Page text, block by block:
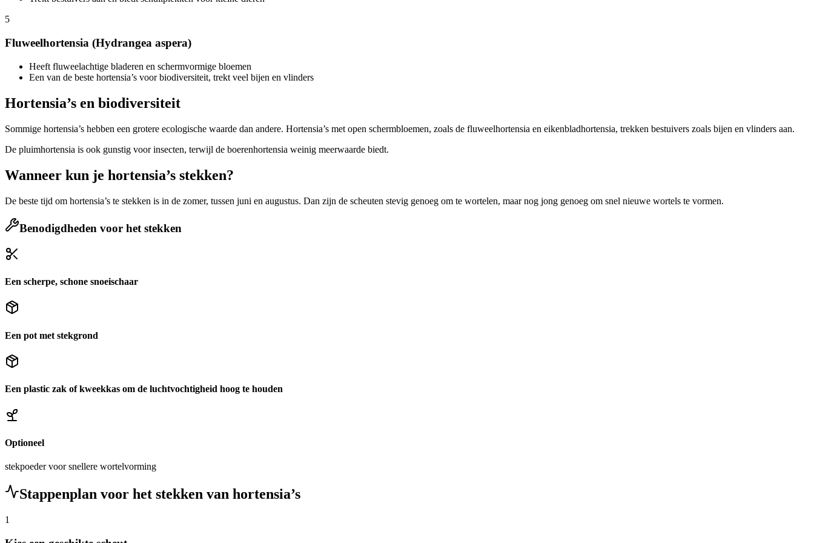
5
Fluweelhortensia (Hydrangea aspera)
Heeft fluweelachtige bladeren en schermvormige bloemen
Een van de beste hortensia’s voor biodiversiteit, trekt veel bijen en vlinders
Hortensia’s en biodiversiteit
Sommige hortensia’s hebben een grotere ecologische waarde dan andere. Hortensia’s met open schermbloemen, zoals de fluweelhortensia en eikenbladhortensia, trekken bestuivers zoals bijen en vlinders aan.
De pluimhortensia is ook gunstig voor insecten, terwijl de boerenhortensia weinig meerwaarde biedt.
Wanneer kun je hortensia’s stekken?
De beste tijd om hortensia’s te stekken is in de zomer, tussen juni en augustus. Dan zijn de scheuten stevig genoeg om te wortelen, maar nog jong genoeg om snel nieuwe wortels te vormen.
Benodigdheden voor het stekken
Een scherpe, schone snoeischaar
Een pot met stekgrond
Een plastic zak of kweekkas om de luchtvochtigheid hoog te houden
Optioneel
stekpoeder voor snellere wortelvorming
Stappenplan voor het stekken van hortensia’s
1